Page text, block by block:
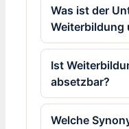
Was ist der
Weiterbildung
Ist
absetzbar?
Welche